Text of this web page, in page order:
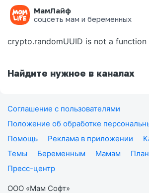
МамЛайф
соцсеть мам и беременных
Ошибка на странице
crypto.randomUUID is not a function
Найдите нужное в каналах
Соглашение с пользователями
Положение об обработке
Помощь
Реклама в приложении
Темы
Беременным Мамам
Пресс-центр
ООО «Мам Софт»